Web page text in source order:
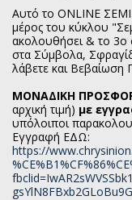
Αυτό το ΟΝLINE
μέρος του κύκλου
ακολουθήσει & το 3ο
στα Σύμβολα,
λάβετε και Βεβαίωση
ΜΟΝΑΔΙΚΗ
αρχική τιμή) με
υπόλοιποι
Εγγραφή ΕΔΩ:
https://